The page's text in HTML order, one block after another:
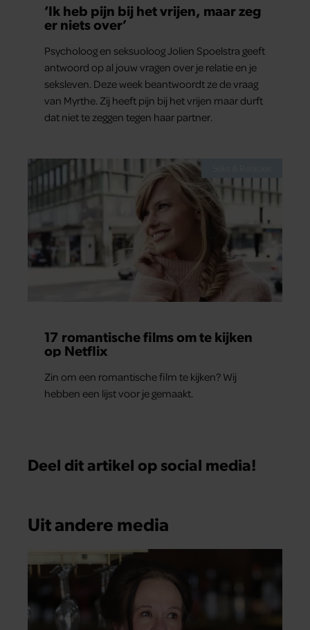
‘Ik heb pijn bij het vrijen, maar zeg
er niets over’
Psycholoog en seksuoloog Jolien Spoelstra geeft
antwoord op al jouw vragen over je relatie en je
seksleven. Deze week beantwoordt ze de vraag
van Myrthe. Zij heeft pijn bij het vrijen maar durft
dat niet te zeggen tegen haar partner.
17 romantische films om te kijken
op Netflix
Zin om een romantische film te kijken? Wij
hebben een lijst voor je gemaakt.
Deel dit artikel op social media!
Uit andere media